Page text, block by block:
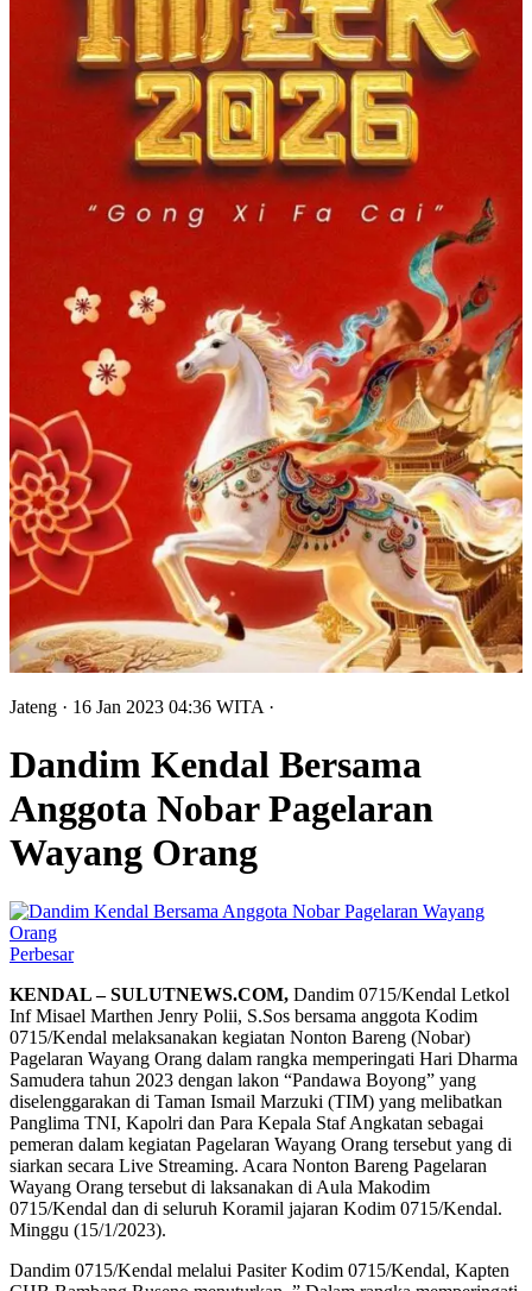
Jateng · 16 Jan 2023 04:36 WITA ·
Dandim Kendal Bersama
Anggota Nobar Pagelaran
Wayang Orang
Perbesar
KENDAL – SULUTNEWS.COM, Dandim 0715/Kendal Letkol
Inf Misael Marthen Jenry Polii, S.Sos bersama anggota Kodim
0715/Kendal melaksanakan kegiatan Nonton Bareng (Nobar)
Pagelaran Wayang Orang dalam rangka memperingati Hari Dharma
Samudera tahun 2023 dengan lakon “Pandawa Boyong” yang
diselenggarakan di Taman Ismail Marzuki (TIM) yang melibatkan
Panglima TNI, Kapolri dan Para Kepala Staf Angkatan sebagai
pemeran dalam kegiatan Pagelaran Wayang Orang tersebut yang di
siarkan secara Live Streaming. Acara Nonton Bareng Pagelaran
Wayang Orang tersebut di laksanakan di Aula Makodim
0715/Kendal dan di seluruh Koramil jajaran Kodim 0715/Kendal.
Minggu (15/1/2023).
Dandim 0715/Kendal melalui Pasiter Kodim 0715/Kendal, Kapten